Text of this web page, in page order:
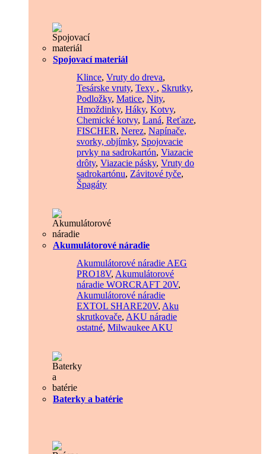
Spojovací materiál
Klince, Vruty do dreva,
Tesárske vruty, Texy , Skrutky,
Podložky, Matice, Nity,
Hmoždinky, Háky, Kotvy,
Chemické kotvy, Laná, Reťaze,
FISCHER, Nerez, Napínače,
svorky, objímky, Spojovacie
prvky na sadrokartón, Viazacie
drôty, Viazacie pásky, Vruty do
sadrokartónu, Závitové tyče,
Špagáty
Akumulátorové náradie
Akumulátorové náradie AEG
PRO18V, Akumulátorové
náradie WORCRAFT 20V,
Akumulátorové náradie
EXTOL SHARE20V, Aku
skrutkovače, AKU náradie
ostatné, Milwaukee AKU
Baterky a batérie